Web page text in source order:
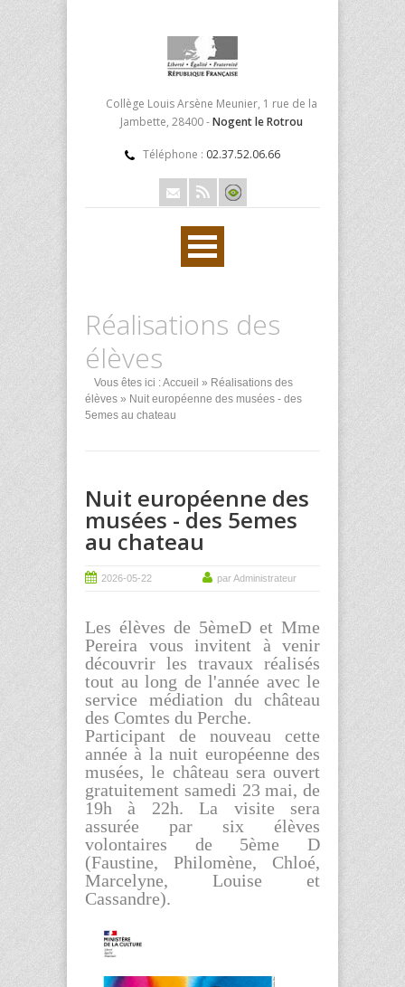
Collège Louis Arsène Meunier, 1 rue de la
Jambette, 28400 -Nogent le Rotrou
Téléphone : 02.37.52.06.66
Réalisations des
élèves
Vous êtes ici :Accueil » Réalisations des
élèves » Nuit européenne des musées - des
5emes au chateau
Nuit européenne des
musées - des 5emes
au chateau
2026-05-22 par Administrateur
Les élèves de 5èmeD et Mme
Pereira vous invitent à venir
découvrir les travaux réalisés
tout au long de l'année avec le
service médiation du château
des Comtes du Perche.
Participant de nouveau cette
année à la nuit européenne des
musées, le château sera ouvert
gratuitement samedi 23 mai, de
19h à 22h. La visite sera
assurée par six élèves
volontaires de 5ème D
(Faustine, Philomène, Chloé,
Marcelyne, Louise et
Cassandre).